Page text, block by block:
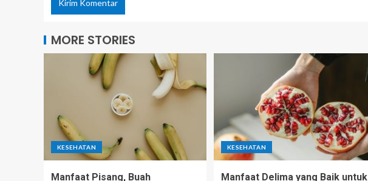
MORE STORIES
KESEHATAN
Manfaat Pisang, Buah
KESEHATAN
Manfaat Delima yang Baik untuk